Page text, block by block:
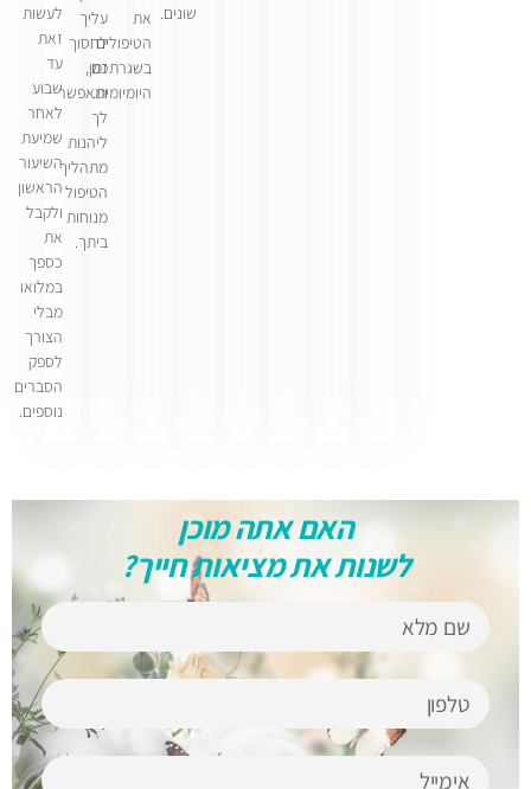
שונים.
את
הטיפולים
בשגרתכם
היומיומית.
עליך
לחסוך
זמן,
ומאפשר
לך
ליהנות
מתהליך
הטיפול
מנוחות
ביתך.
לעשות
זאת
עד
שבוע
לאחר
שמיעת
השיעור
הראשון
ולקבל
את
כספך
במלואו
מבלי
הצורך
לספק
הסברים
נוספים.
האם אתה מוכן
לשנות את מציאות חייך?